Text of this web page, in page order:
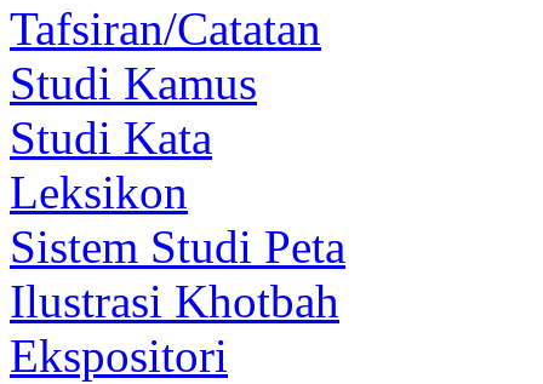
Tafsiran/Catatan
Studi Kamus
Studi Kata
Leksikon
Sistem Studi Peta
Ilustrasi Khotbah
Ekspositori